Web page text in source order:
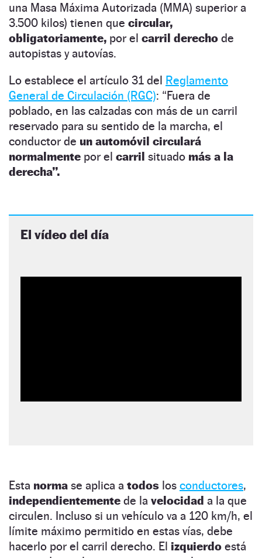
una Masa Máxima Autorizada (MMA) superior a
3.500 kilos) tienen que circular,
obligatoriamente, por el carril derecho de
autopistas y autovías.
Lo establece el artículo 31 del Reglamento
General de Circulación (RGC): “Fuera de
poblado, en las calzadas con más de un carril
reservado para su sentido de la marcha, el
conductor de un automóvil circulará
normalmente por el carril situado más a la
derecha”.
El vídeo del día
Esta norma se aplica a todos los conductores,
independientemente de la velocidad a la que
circulen. Incluso si un vehículo va a 120 km/h, el
límite máximo permitido en estas vías, debe
hacerlo por el carril derecho. El izquierdo está